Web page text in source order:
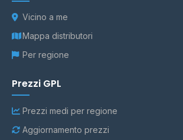
Vicino a me
Mappa distributori
Per regione
Prezzi GPL
Prezzi medi per regione
Aggiornamento prezzi